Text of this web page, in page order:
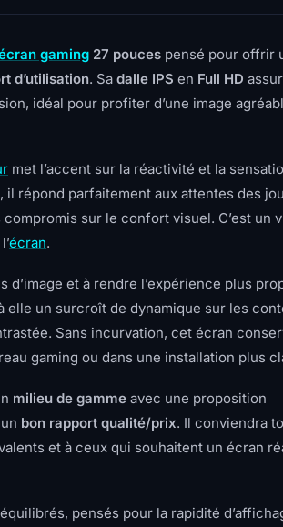
gaming 27 pouces pensé pour offrir
d’utilisation. Sa dalle IPS en Full HD
idéal pour profiter d’une image
met l’accent sur la réactivité et la
, il répond parfaitement aux attentes des
sur le confort visuel. C’est un
écran.
et à rendre l’expérience plus
elle un surcroît de dynamique sur les
Sans incurvation, cet écran
gaming ou dans une installation plus
milieu de gamme avec une proposition
bon rapport qualité/prix. Il conviendra
et à ceux qui souhaitent un écran
équilibrés, pensés pour la rapidité